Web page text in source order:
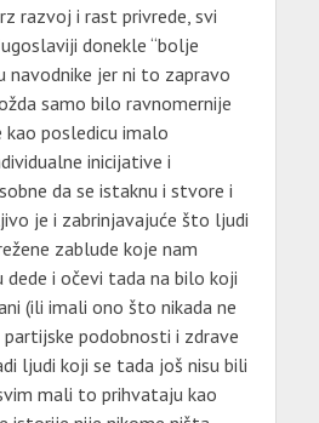
razvoj i rast privrede, svi
donekle “bolje
navodnike jer ni to zapravo
samo bilo ravnomernije
posledicu imalo
inicijative i
da se istaknu i stvore i
je i zabrinjavajuće što ljudi
zablude koje nam
dede i očevi tada na bilo koji
(ili imali ono što nikada ne
podobnosti i zdrave
ljudi koji se tada još nisu bili
mali to prihvataju kao